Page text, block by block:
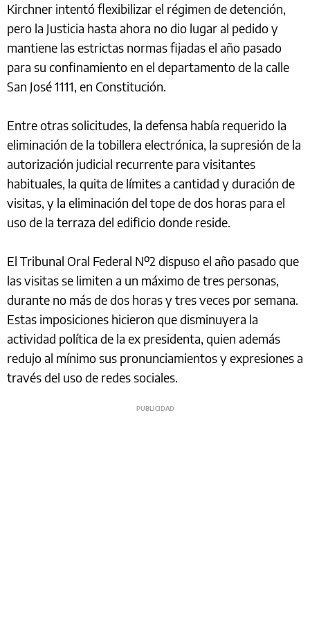
Kirchner intentó flexibilizar el régimen de detención,
pero la Justicia hasta ahora no dio lugar al pedido y
mantiene las estrictas normas fijadas el año pasado
para su confinamiento en el departamento de la calle
San José 1111, en Constitución.
Entre otras solicitudes, la defensa había requerido la
eliminación de la tobillera electrónica, la supresión de la
autorización judicial recurrente para visitantes
habituales, la quita de límites a cantidad y duración de
visitas, y la eliminación del tope de dos horas para el
uso de la terraza del edificio donde reside.
El Tribunal Oral Federal Nº2 dispuso el año pasado que
las visitas se limiten a un máximo de tres personas,
durante no más de dos horas y tres veces por semana.
Estas imposiciones hicieron que disminuyera la
actividad política de la ex presidenta, quien además
redujo al mínimo sus pronunciamientos y expresiones a
través del uso de redes sociales.